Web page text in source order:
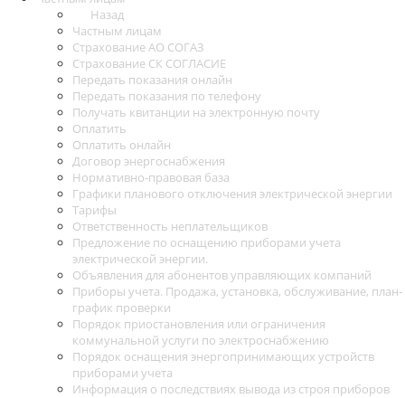
Назад
Частным лицам
Страхование АО СОГАЗ
Страхование СК СОГЛАСИЕ
Передать показания онлайн
Передать показания по телефону
Получать квитанции на электронную почту
Оплатить
Оплатить онлайн
Договор энергоснабжения
Нормативно-правовая база
Графики планового отключения электрической энергии
Тарифы
Ответственность неплательщиков
Предложение по оснащению приборами учета
электрической энергии.
Объявления для абонентов управляющих компаний
Приборы учета. Продажа, установка, обслуживание, план-
график проверки
Порядок приостановления или ограничения
коммунальной услуги по электроснабжению
Порядок оснащения энергопринимающих устройств
приборами учета
Информация о последствиях вывода из строя приборов